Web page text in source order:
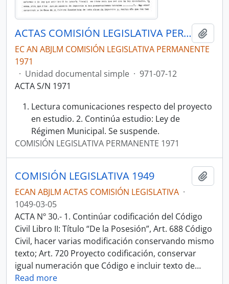
ACTAS COMISIÓN LEGISLATIVA PERMANENTE 1971 COMISIÓN JURÍDICA
EC AN ABJLM COMISIÓN LEGISLATIVA PERMANENTE
1971
· Unidad documental simple · 971-07-12
ACTA S/N 1971
Lectura comunicaciones respecto del proyecto
en estudio. 2. Continúa estudio: Ley de
Régimen Municipal. Se suspende.
COMISIÓN LEGISLATIVA PERMANENTE 1971
COMISIÓN LEGISLATIVA 1949
ECAN ABJLM ACTAS COMISIÓN LEGISLATIVA ·
1049-03-05
ACTA Nº 30.- 1. Continúar codificación del Código
Civil Libro II: Título “De la Posesión”, Art. 688 Código
Civil, hacer varias modificación conservando mismo
texto; Art. 720 Proyecto codificación, conservar
igual numeración que Código e incluir texto de…
Read more